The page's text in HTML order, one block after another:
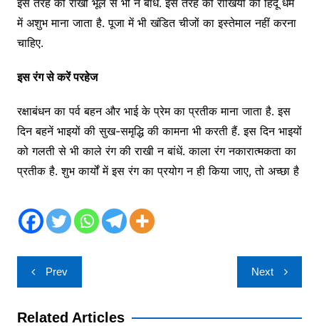
में अशुभ माना जाता है. पूजा में भी खंडित चीजों का इस्तेमाल नहीं करना
चाहिए.
इस रंग से करें परहेज
रक्षाबंधन का पर्व बहन और भाई के प्रेम का प्रतीक माना जाता है. इस
दिन बहनें भाइयों की सुख-समृद्धि की कामना भी करती हैं. इस दिन भाइयों
को गलती से भी काले रंग की राखी न बांधें. काला रंग नकारात्मकता का
प्रतीक है. शुभ कार्यों में इस रंग का प्रयोग न ही किया जाए, तो अच्छा है
Post
navigation
Prev Next
Related Articles